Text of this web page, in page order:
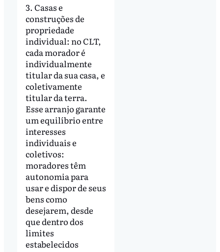
3. Casas e
construções de
propriedade
individual: no CLT,
cada morador é
individualmente
titular da sua casa, e
coletivamente
titular da terra.
Esse arranjo garante
um equilíbrio entre
interesses
individuais e
coletivos:
moradores têm
autonomia para
usar e dispor de seus
bens como
desejarem, desde
que dentro dos
limites
estabelecidos